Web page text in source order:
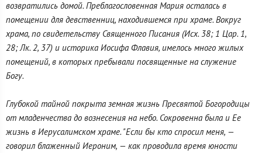
возвратились домой. Преблагословенная Мария осталась в
помещении для девственниц, находившемся при храме. Вокруг
храма, по свидетельству Священного Писания (Исх. 38; 1 Цар. 1,
28; Лк. 2, 37) и историка Иосифа Флавия, имелось много жилых
помещений, в которых пребывали посвященные на служение
Богу.
Глубокой тайной покрыта земная жизнь Пресвятой Богородицы
от младенчества до вознесения на небо. Сокровенна была и Ее
жизнь в Иерусалимском храме. "Если бы кто спросил меня, —
говорил блаженный Иероним, — как проводила время юности